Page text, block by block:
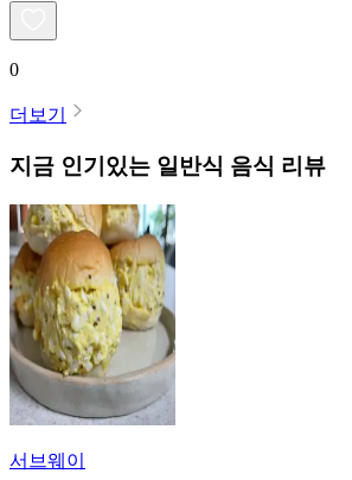
0
더보기
지금 인기있는 일반식 음식 리뷰
서브웨이